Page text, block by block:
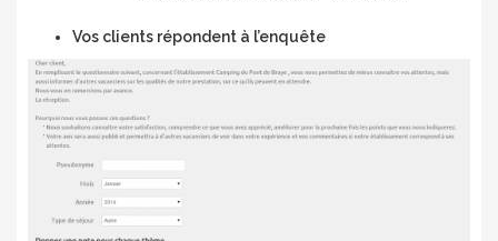
Vos clients répondent à l’enquête